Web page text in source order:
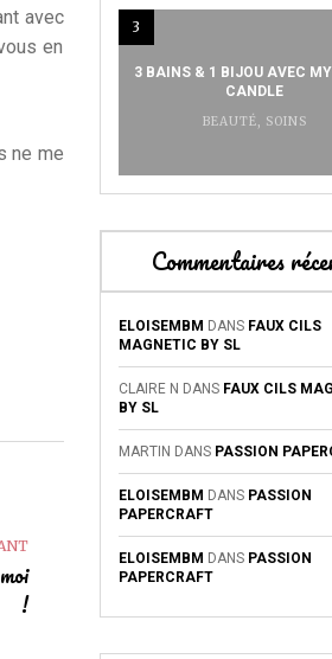
avec
en
ne me
!
3
3 BAINS & 1 BIJOU AVEC
CANDLE
BEAUTÉ, SOINS
Commentaires
ELOISEMBM DANS FAUX CILS
MAGNETIC BY SL
CLAIRE N DANS FAUX CILS
BY SL
MARTIN DANS PASSION
ELOISEMBM DANS PASSION
PAPERCRAFT
ELOISEMBM DANS PASSION
PAPERCRAFT